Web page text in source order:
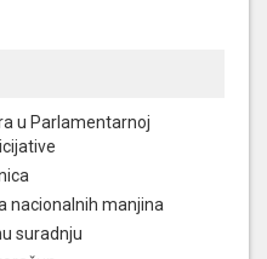
u Parlamentarnoj
nacionalnih manjina
suradnju